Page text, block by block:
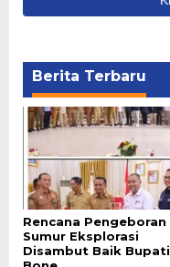
Berita Terbaru
Rencana Pengeboran
Sumur Eksplorasi
Disambut Baik Bupati